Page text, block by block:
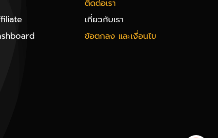
ติดต่อเรา
เกี่ยวกับเรา
ข้อตกลง และเงื่อนไข